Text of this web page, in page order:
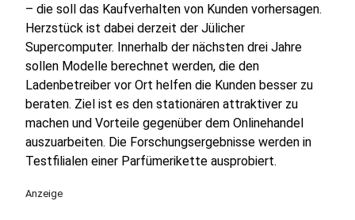
– die soll das Kaufverhalten von Kunden vorhersagen.
Herzstück ist dabei derzeit der Jülicher
Supercomputer. Innerhalb der nächsten drei Jahre
sollen Modelle berechnet werden, die den
Ladenbetreiber vor Ort helfen die Kunden besser zu
beraten. Ziel ist es den stationären attraktiver zu
machen und Vorteile gegenüber dem Onlinehandel
auszuarbeiten. Die Forschungsergebnisse werden in
Testfilialen einer Parfümerikette ausprobiert.
Anzeige